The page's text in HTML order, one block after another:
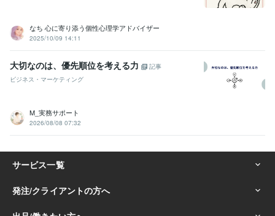
なち 心に寄り添う個性心理学アドバイザー
2025/10/09 14:11
大切なのは、優先順位を考える力
記事
ビジネス・マーケティング
M_実務サポート
2026/08/08 07:32